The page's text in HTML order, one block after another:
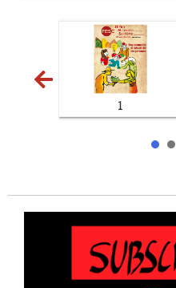
1